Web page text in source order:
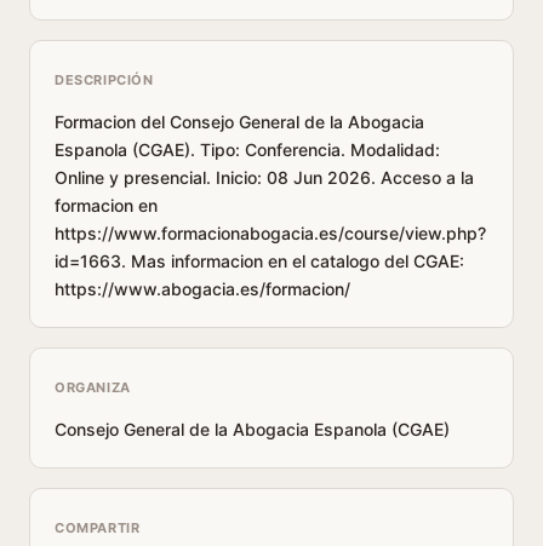
DESCRIPCIÓN
Formacion del Consejo General de la Abogacia
Espanola (CGAE). Tipo: Conferencia. Modalidad:
Online y presencial. Inicio: 08 Jun 2026. Acceso a la
formacion en
https://www.formacionabogacia.es/course/view.php?
id=1663. Mas informacion en el catalogo del CGAE:
https://www.abogacia.es/formacion/
ORGANIZA
Consejo General de la Abogacia Espanola (CGAE)
COMPARTIR